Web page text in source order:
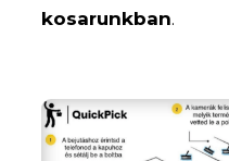
kosarunkban.